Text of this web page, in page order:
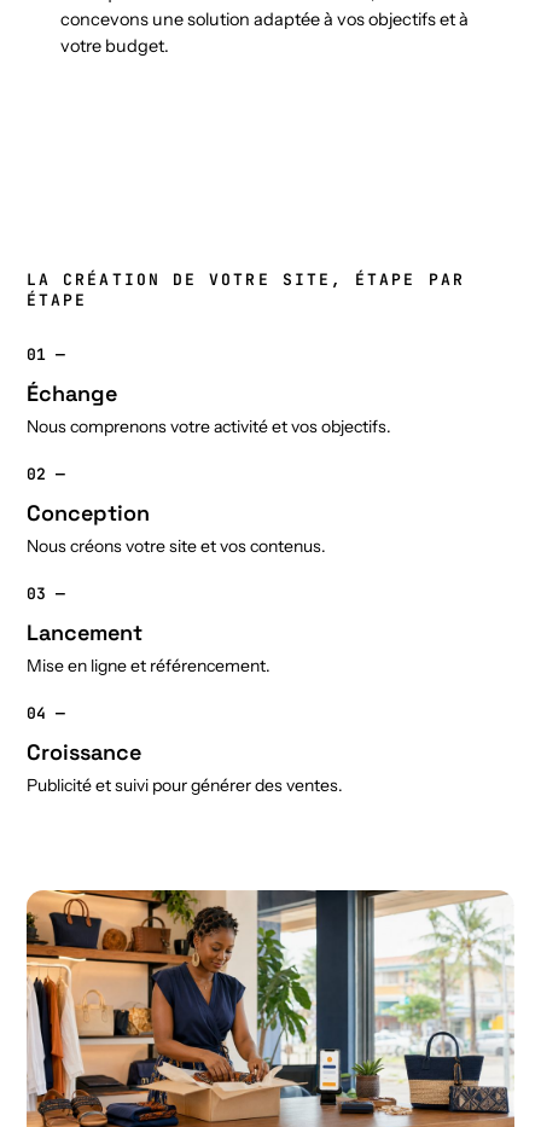
concevons une solution adaptée à vos objectifs et à
votre budget.
LA CRÉATION DE VOTRE SITE, ÉTAPE PAR
ÉTAPE
01 —
Échange
Nous comprenons votre activité et vos objectifs.
02 —
Conception
Nous créons votre site et vos contenus.
03 —
Lancement
Mise en ligne et référencement.
04 —
Croissance
Publicité et suivi pour générer des ventes.